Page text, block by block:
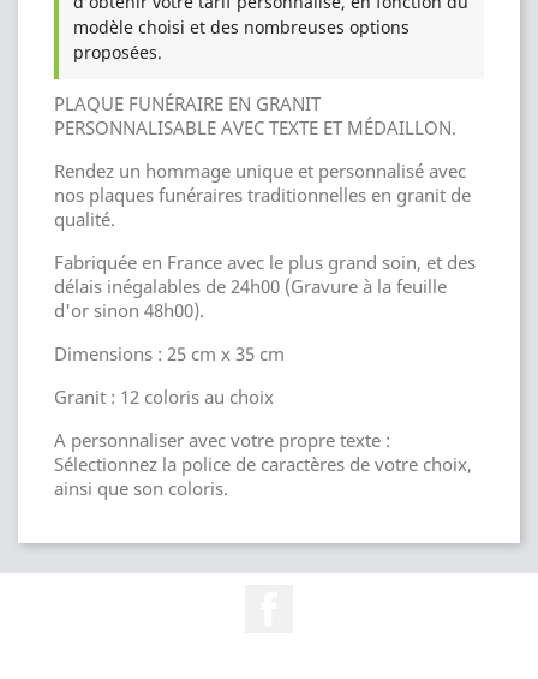
modèle choisi et des nombreuses options
proposées.
PLAQUE FUNÉRAIRE EN GRANIT
PERSONNALISABLE AVEC TEXTE ET MÉDAILLON.
Rendez un hommage unique et personnalisé avec
nos plaques funéraires traditionnelles en granit de
qualité.
Fabriquée en France avec le plus grand soin, et des
délais inégalables de 24h00 (Gravure à la feuille
d'or sinon 48h00).
Dimensions : 25 cm x 35 cm
Granit : 12 coloris au choix
A personnaliser avec votre propre texte :
Sélectionnez la police de caractères de votre choix,
ainsi que son coloris.